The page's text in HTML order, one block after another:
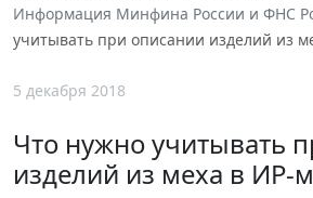
Информация Минфина России и ФНС
учитывать при описании изделий из
5 декабря 2018
Что нужно учитывать
изделий из меха в ИР-